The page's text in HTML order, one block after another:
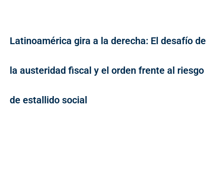
Latinoamérica gira a la derecha: El desafío de
la austeridad fiscal y el orden frente al riesgo
de estallido social